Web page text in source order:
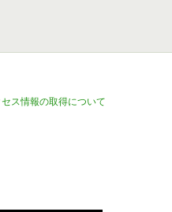
ス情報の取得について